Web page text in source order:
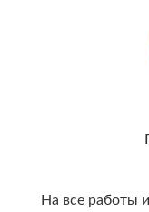
На все работы